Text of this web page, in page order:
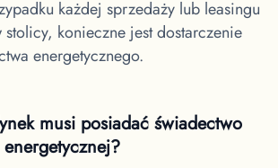
każdej sprzedaży lub leasingu
konieczne jest dostarczenie
energetycznego.
musi posiadać świadectwo